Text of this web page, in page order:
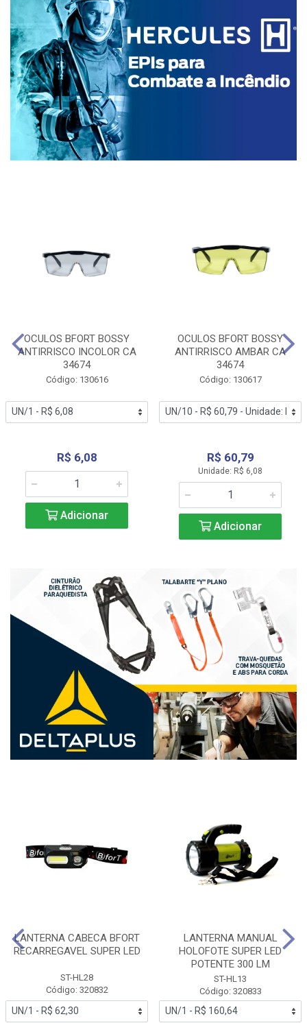
OCULOS BFORT BOSSY
ANTIRRISCO INCOLOR CA
34674
Código: 130616
R$ 6,08
Adicionar
OCULOS BFORT BOSSY
ANTIRRISCO AMBAR CA
34674
Código: 130617
R$ 60,79
Unidade: R$ 6,08
Adicionar
LANTERNA CABECA BFORT
RECARREGAVEL SUPER LED
ST-HL28
Código: 320832
LANTERNA MANUAL
HOLOFOTE SUPER LED
POTENTE 300 LM
ST-HL13
Código: 320833